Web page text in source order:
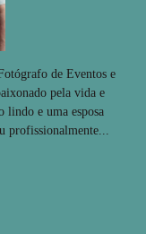
de Eventos e
pela vida e
lindo e uma esposa